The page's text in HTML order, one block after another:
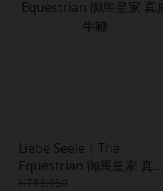
Liebe Seele｜The
Equestrian 御馬皇家 真皮